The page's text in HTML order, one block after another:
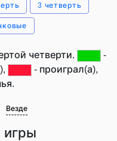
3 четверть
четверти.
-
- проиграл(а),
Везде